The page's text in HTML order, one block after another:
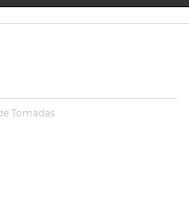
Tomadas